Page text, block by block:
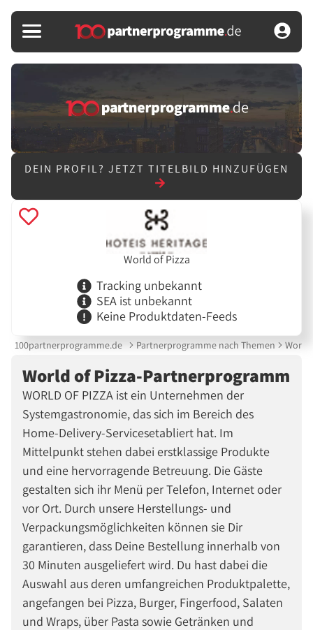
DEIN PROFIL? JETZT TITELBILD HINZUFÜGEN
World of Pizza
Tracking unbekannt
SEA ist unbekannt
Keine Produktdaten-Feeds
100partnerprogramme.de Partnerprogramme nach Themen World
World of Pizza-Partnerprogramm
WORLD OF PIZZA ist ein Unternehmen der
Systemgastronomie, das sich im Bereich des
Home-Delivery-Servicesetabliert hat. Im
Mittelpunkt stehen dabei erstklassige Produkte
und eine hervorragende Betreuung. Die Gäste
gestalten sich ihr Menü per Telefon, Internet oder
vor Ort. Durch unsere Herstellungs- und
Verpackungsmöglichkeiten können sie Dir
garantieren, dass Deine Bestellung innerhalb von
30 Minuten ausgeliefert wird. Du hast dabei die
Auswahl aus deren umfangreichen Produktpalette,
angefangen bei Pizza, Burger, Fingerfood, Salaten
und Wraps, über Pasta sowie Getränken und